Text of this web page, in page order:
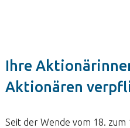
Ihre
Aktionären
Seit der Wende vom 18. zum